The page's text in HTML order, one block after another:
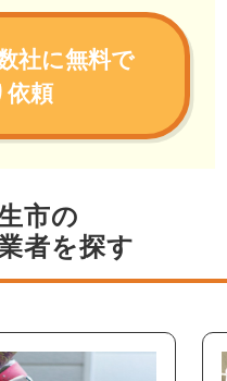
社に無料で
依頼
市の
者を探す